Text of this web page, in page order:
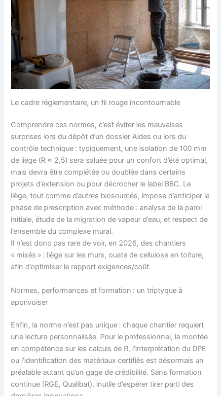
Le cadre réglementaire, un fil rouge incontournable
Comprendre ces normes, c’est éviter les mauvaises
surprises lors du dépôt d’un dossier Aides ou lors du
contrôle technique : typiquement, une isolation de 100 mm
de liège (R ≈ 2,5) sera saluée pour un confort d’été optimal,
mais devra être complétée ou doublée dans certains
projets d’extension ou pour décrocher le label BBC. Le
liège, tout comme d’autres biosourcés, impose d’anticiper la
phase de prescription avec méthode : analyse de la paroi
initiale, étude de la migration de vapeur d’eau, et respect de
l’ensemble du complexe mural.
Il n’est donc pas rare de voir, en 2026, des chantiers
« mixés » : liège sur les murs, ouate de cellulose en toiture,
afin d’optimiser le rapport exigences/coût.
Normes, performances et formation : un triptyque à
apprivoiser
Enfin, la norme n’est pas unique : chaque chantier requiert
une lecture personnalisée. Pour le professionnel, la montée
en compétence sur les calculs de R, l’interprétation du DPE
ou l’identification des matériaux certifiés est désormais un
préalable autant qu’un gage de crédibilité. Sans formation
continue (RGE, Qualibat), inutile d’espérer tirer parti des